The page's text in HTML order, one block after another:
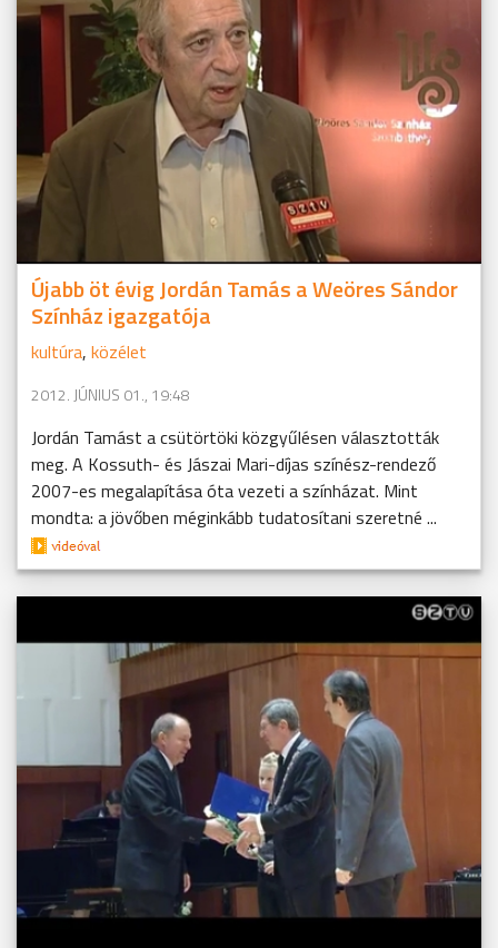
Újabb öt évig Jordán Tamás a Weöres Sándor
Színház igazgatója
kultúra, közélet
2012. JÚNIUS 01., 19:48
Jordán Tamást a csütörtöki közgyűlésen választották
meg. A Kossuth- és Jászai Mari-díjas színész-rendező
2007-es megalapítása óta vezeti a színházat. Mint
mondta: a jövőben méginkább tudatosítani szeretné ...